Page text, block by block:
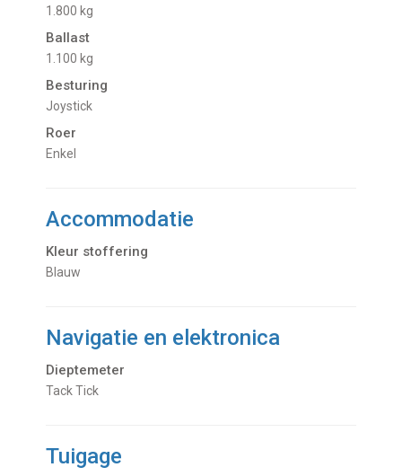
1.800 kg
Ballast
1.100 kg
Besturing
Joystick
Roer
Enkel
Accommodatie
Kleur stoffering
Blauw
Navigatie en elektronica
Dieptemeter
Tack Tick
Tuigage